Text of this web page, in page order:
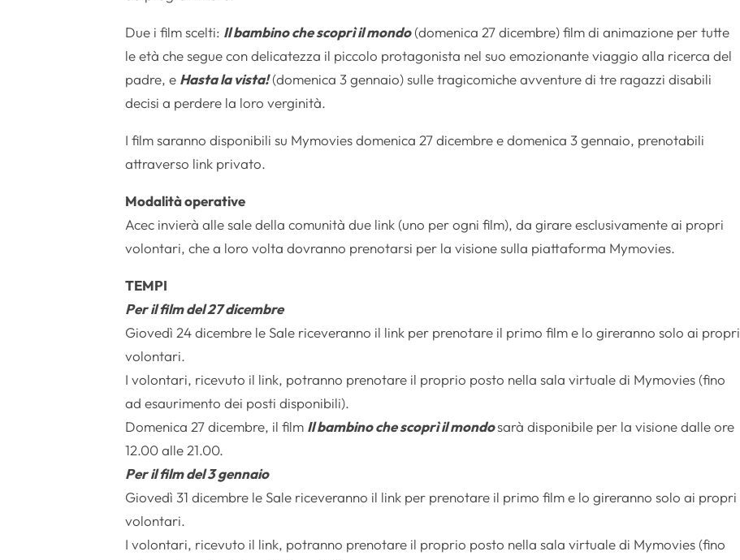
Due i film scelti: Il bambino che scoprì il mondo(domenica 27 dicembre) film di animazione per tutte
le età che segue con delicatezza il piccolo protagonista nel suo emozionante viaggio alla ricerca del
padre, e Hasta la vista!(domenica 3 gennaio) sulle tragicomiche avventure di tre ragazzi disabili
decisi a perdere la loro verginità.
I film saranno disponibili su Mymovies domenica 27 dicembre e domenica 3 gennaio, prenotabili
attraverso link privato.
Modalità operative
Acec invierà alle sale della comunità due link (uno per ogni film), da girare esclusivamente ai propri
volontari, che a loro volta dovranno prenotarsi per la visione sulla piattaforma Mymovies.
TEMPI
Per il film del 27 dicembre
Giovedì 24 dicembre le Sale riceveranno il link per prenotare il primo film e lo gireranno solo ai propri
volontari.
I volontari, ricevuto il link, potranno prenotare il proprio posto nella sala virtuale di Mymovies (fino
ad esaurimento dei posti disponibili).
Domenica 27 dicembre, il film Il bambino che scoprì il mondosarà disponibile per la visione dalle ore
12.00 alle 21.00.
Per il film del 3 gennaio
Giovedì 31 dicembre le Sale riceveranno il link per prenotare il primo film e lo gireranno solo ai propri
volontari.
I volontari, ricevuto il link, potranno prenotare il proprio posto nella sala virtuale di Mymovies (fino